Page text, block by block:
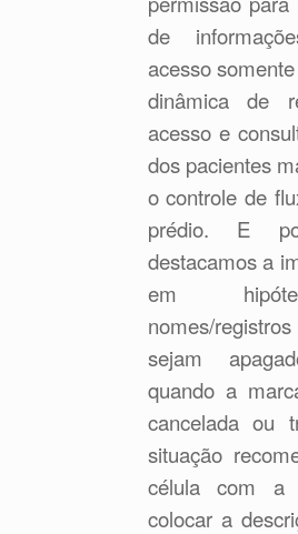
de
acesso
dinâmica de
acesso e
dos pacientes
o controle de
prédio. E
destacamos a
em
nomes/
sejam
quando a
cancelada ou
situação
célula com a
colocar a